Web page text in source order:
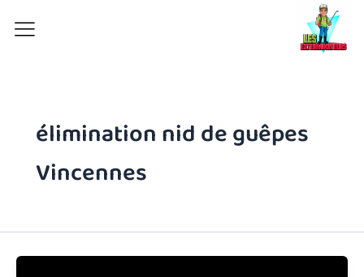
élimination nid de guêpes
Vincennes